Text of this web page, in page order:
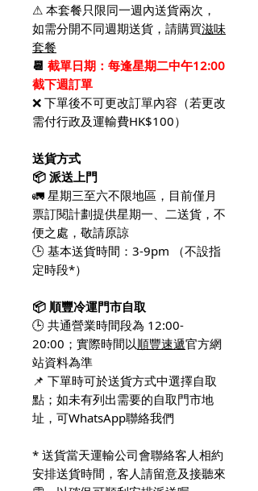
⚠ 本套餐只限同一週內送貨兩次，
如需分開不同週期送貨，請購買滋味
套餐
📆 截單日期： 每逢星期二中午12:00
截下週訂單
❌ 下單後不可更改訂單內容（若更改
需付行政及運輸費HK$100）
送貨方式
📦 派送上門
🚛 星期三至六不限地區，目前僅月
票訂閱計劃提供星期一、二送貨，不
便之處，敬請原諒
🕒 基本送貨時間：3-9pm （不設指
定時段*）
📦 順豐冷運門市自取
🕒 共通營業時間段為 12:00-
20:00；實際時間以順豐速遞官方網
站資料為準
📌 下單時可於送貨方式中選擇自取
點；如未有列出需要的自取門市地
址，可WhatsApp聯絡我們
* 送貨當天運輸公司會聯絡客人相約
安排送貨時間，客人請留意及接聽來